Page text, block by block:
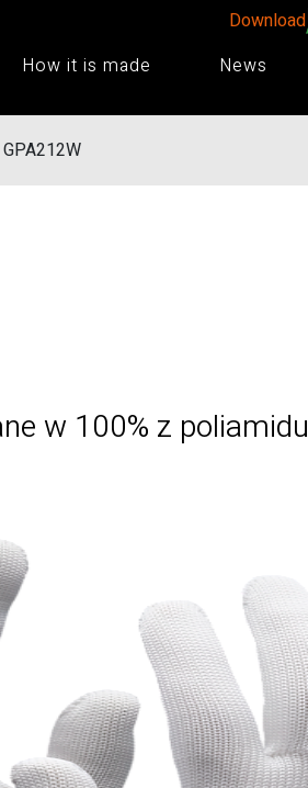
Download
How it is made News
GPA212W
w 100% z poliamidu